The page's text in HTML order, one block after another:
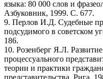
языка: 80 000 слов и
Азбуковник, 1999. С. 677.
9. Перлов И.Д. Судебные
подсудимого в советском
186.
10. Розенберг Я.Л.
процессуального
теории и практики
представительства. Рига,